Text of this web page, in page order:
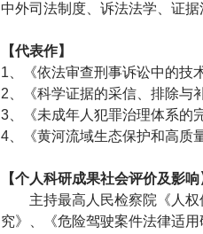
中外司法制度、诉法法学、证据
【代表作】
1、《依法审查刑事诉讼中的技
2、《科学证据的采信、排除与
3、《未成年人犯罪治理体系的
4、《黄河流域生态保护和高质
【个人科研成果社会评价及影响
主持最高人民检察院《人
究》、《危险驾驶案件法律适